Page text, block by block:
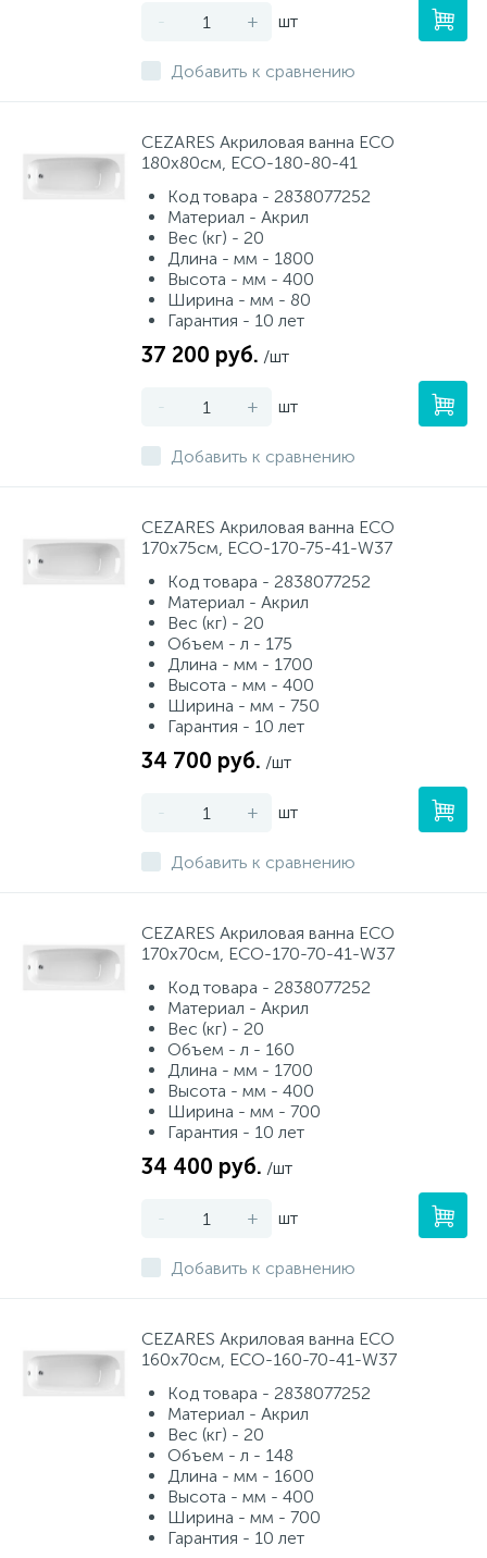
- + шт
Добавить к сравнению
CEZARES Акриловая ванна ECO
180x80см, ECO-180-80-41
Код товара - 2838077252
Материал - Акрил
Вес (кг) - 20
Длина - мм - 1800
Высота - мм - 400
Ширина - мм - 80
Гарантия - 10 лет
37 200 руб. /шт
- + шт
Добавить к сравнению
CEZARES Акриловая ванна ECO
170x75см, ECO-170-75-41-W37
Код товара - 2838077252
Материал - Акрил
Вес (кг) - 20
Объем - л - 175
Длина - мм - 1700
Высота - мм - 400
Ширина - мм - 750
Гарантия - 10 лет
34 700 руб. /шт
- + шт
Добавить к сравнению
CEZARES Акриловая ванна ECO
170x70см, ECO-170-70-41-W37
Код товара - 2838077252
Материал - Акрил
Вес (кг) - 20
Объем - л - 160
Длина - мм - 1700
Высота - мм - 400
Ширина - мм - 700
Гарантия - 10 лет
34 400 руб. /шт
- + шт
Добавить к сравнению
CEZARES Акриловая ванна ECO
160x70см, ECO-160-70-41-W37
Код товара - 2838077252
Материал - Акрил
Вес (кг) - 20
Объем - л - 148
Длина - мм - 1600
Высота - мм - 400
Ширина - мм - 700
Гарантия - 10 лет